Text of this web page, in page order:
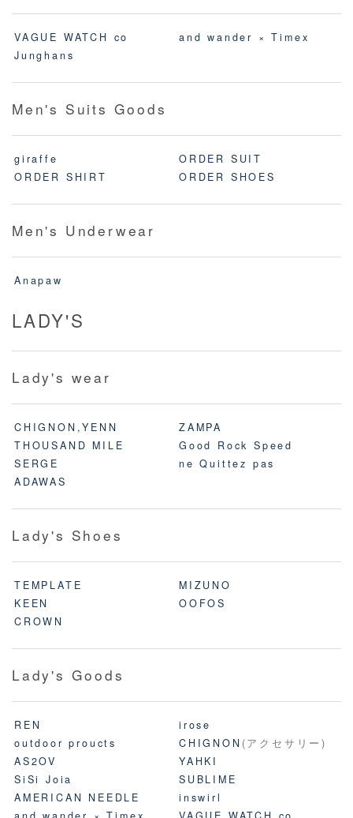
VAGUE WATCH co
and wander × Timex
Junghans
Men's Suits Goods
giraffe
ORDER SUIT
ORDER SHIRT
ORDER SHOES
Men's Underwear
Anapaw
LADY'S
Lady's wear
CHIGNON,YENN
ZAMPA
THOUSAND MILE
Good Rock Speed
SERGE
ne Quittez pas
ADAWAS
Lady's Shoes
TEMPLATE
MIZUNO
KEEN
OOFOS
CROWN
Lady's Goods
REN
irose
outdoor proucts
CHIGNON (アクセサリー)
AS2OV
YAHKI
SiSi Joia
SUBLIME
AMERICAN NEEDLE
inswirl